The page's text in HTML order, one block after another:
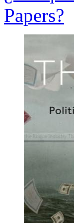
Papers?